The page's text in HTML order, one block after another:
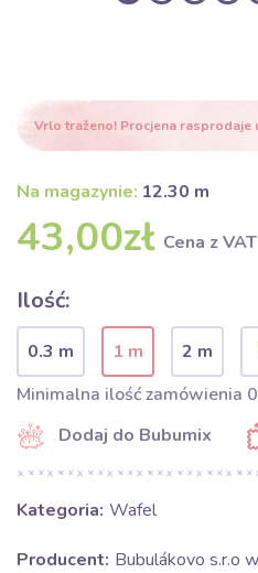
Vrlo traženo! Procjena
Na magazynie: 12.30 m
43,00zł Cena z
Ilość:
0.3 m 1 m
2 m
Minimalna ilość zamówienia
Dodaj do Bubumix
Kategoria: Wafel
Producent: Bubulákovo s.r.o